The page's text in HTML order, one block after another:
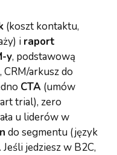
(koszt kontaktu,
i raport
y, podstawową
arkusz do
CTA (umów
trial), zero
u liderów w
do segmentu (język
jedziesz w B2C,